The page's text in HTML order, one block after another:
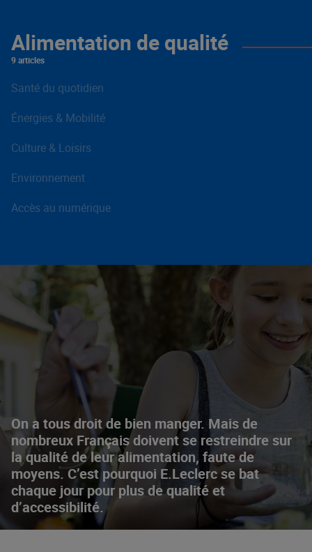
On a tous droit de bien manger. Mais de
nombreux Français doivent se restreindre sur
la qualité de leur alimentation, faute de
moyens. C’est pourquoi E.Leclerc se bat
chaque jour pour plus de qualité et
d’accessibilité.
Alimentation de qualité
9 articles
Santé du quotidien
Énergies & Mobilité
Culture & Loisirs
Environnement
Accès au numérique